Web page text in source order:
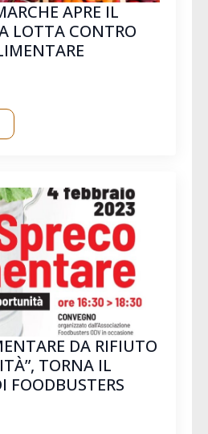
APRE IL
LOTTA CONTRO
DA RIFIUTO
TORNA IL
FOODBUSTERS